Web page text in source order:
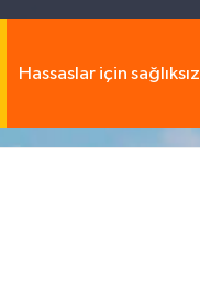
Hassaslar için sağlıksız